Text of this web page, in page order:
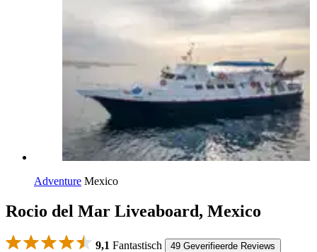
Adventure Mexico
Rocio del Mar Liveaboard, Mexico
9,1 Fantastisch 49 Geverifieerde Reviews